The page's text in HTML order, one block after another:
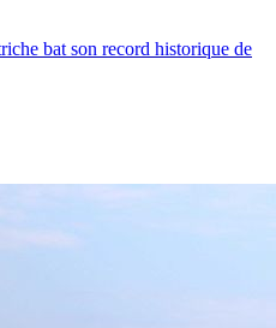
bat son record historique de